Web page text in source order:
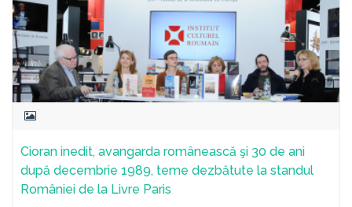
Cioran inedit, avangarda românească şi 30 de ani
după decembrie 1989, teme dezbătute la standul
României de la Livre Paris